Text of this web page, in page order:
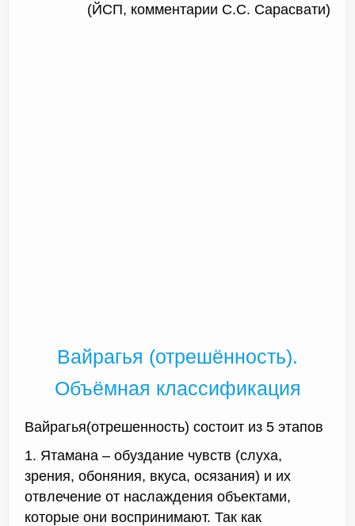
(ЙСП, комментарии С.С. Сарасвати)
Вайрагья (отрешённость).
Объёмная классификация
Вайрагья(отрешенность) состоит из 5 этапов
1. Ятамана – обуздание чувств (слуха,
зрения, обоняния, вкуса, осязания) и их
отвлечение от наслаждения объектами,
которые они воспринимают. Так как